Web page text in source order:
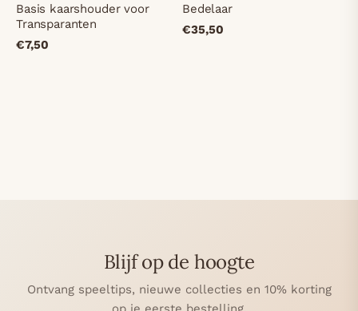
Basis kaarshouder voor
Transparanten
€7,50
Bedelaar
€35,50
Blijf op de hoogte
Ontvang speeltips, nieuwe collecties en 10% korting